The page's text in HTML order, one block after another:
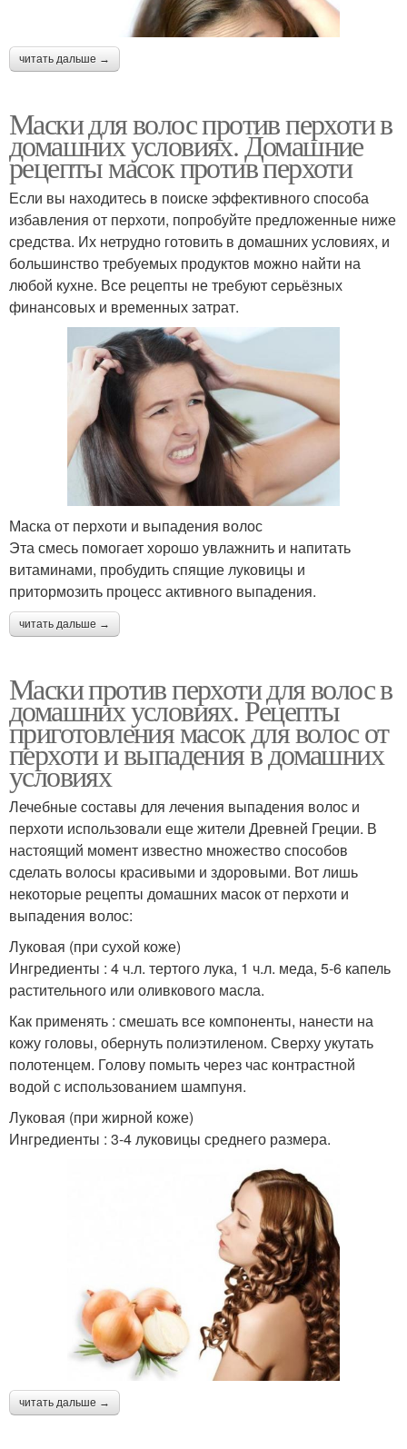
читать дальше →
Маски для волос против перхоти в
домашних условиях. Домашние
рецепты масок против перхоти
Если вы находитесь в поиске эффективного способа
избавления от перхоти, попробуйте предложенные ниже
средства. Их нетрудно готовить в домашних условиях, и
большинство требуемых продуктов можно найти на
любой кухне. Все рецепты не требуют серьёзных
финансовых и временных затрат.
Маска от перхоти и выпадения волос
Эта смесь помогает хорошо увлажнить и напитать
витаминами, пробудить спящие луковицы и
притормозить процесс активного выпадения.
читать дальше →
Маски против перхоти для волос в
домашних условиях. Рецепты
приготовления масок для волос от
перхоти и выпадения в домашних
условиях
Лечебные составы для лечения выпадения волос и
перхоти использовали еще жители Древней Греции. В
настоящий момент известно множество способов
сделать волосы красивыми и здоровыми. Вот лишь
некоторые рецепты домашних масок от перхоти и
выпадения волос:
Луковая (при сухой коже)
Ингредиенты : 4 ч.л. тертого лука, 1 ч.л. меда, 5-6 капель
растительного или оливкового масла.
Как применять : смешать все компоненты, нанести на
кожу головы, обернуть полиэтиленом. Сверху укутать
полотенцем. Голову помыть через час контрастной
водой с использованием шампуня.
Луковая (при жирной коже)
Ингредиенты : 3-4 луковицы среднего размера.
читать дальше →